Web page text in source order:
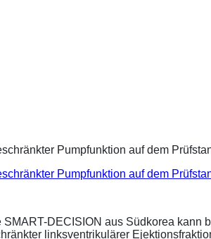
Pumpfunktion auf dem
DECISION aus Südkorea kann
linksventrikulärer